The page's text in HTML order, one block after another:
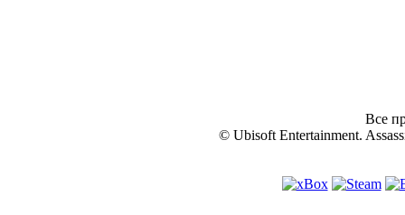
Все
© Ubisoft Entertainment.